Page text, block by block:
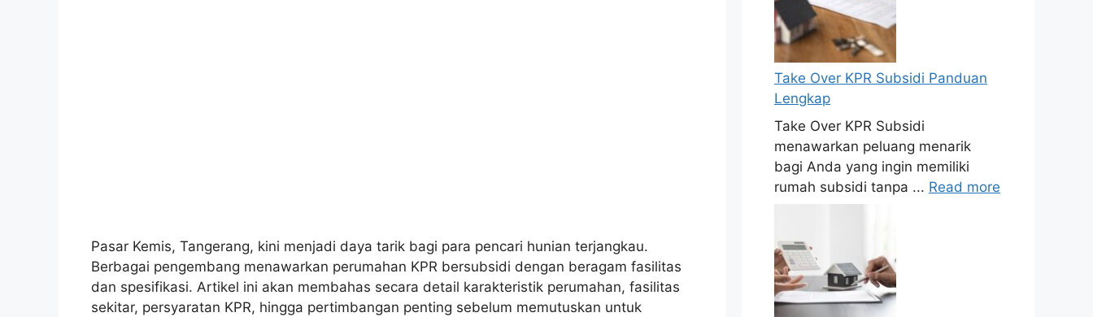
Pasar Kemis, Tangerang, kini menjadi daya tarik bagi para pencari hunian terjangkau.
Berbagai pengembang menawarkan perumahan KPR bersubsidi dengan beragam fasilitas
dan spesifikasi. Artikel ini akan membahas secara detail karakteristik perumahan, fasilitas
sekitar, persyaratan KPR, hingga pertimbangan penting sebelum memutuskan untuk
Take Over KPR Subsidi Panduan
Lengkap
Take Over KPR Subsidi
menawarkan peluang menarik
bagi Anda yang ingin memiliki
rumah subsidi tanpa ... Read more